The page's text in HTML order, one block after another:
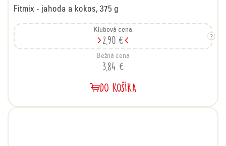
Fitmix - jahoda a kokos, 375 g
Klubová cena
2,90 €
Bežná cena
3,84 €
DO KOŠÍKA